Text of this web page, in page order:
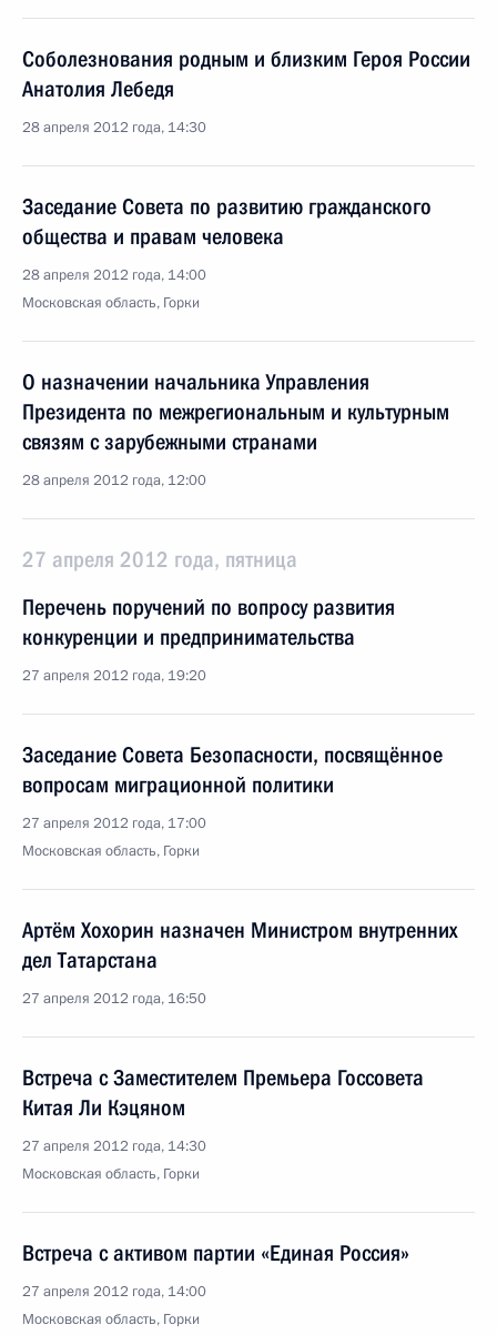
Соболезнования родным и близким Героя России
Анатолия Лебедя
28 апреля 2012 года, 14:30
Заседание Совета по развитию гражданского
общества и правам человека
28 апреля 2012 года, 14:00
Московская область, Горки
О назначении начальника Управления
Президента по межрегиональным и культурным
связям с зарубежными странами
28 апреля 2012 года, 12:00
27 апреля 2012 года, пятница
Перечень поручений по вопросу развития
конкуренции и предпринимательства
27 апреля 2012 года, 19:20
Заседание Совета Безопасности, посвящённое
вопросам миграционной политики
27 апреля 2012 года, 17:00
Московская область, Горки
Артём Хохорин назначен Министром внутренних
дел Татарстана
27 апреля 2012 года, 16:50
Встреча с Заместителем Премьера Госсовета
Китая Ли Кэцяном
27 апреля 2012 года, 14:30
Московская область, Горки
Встреча с активом партии «Единая Россия»
27 апреля 2012 года, 14:00
Московская область, Горки